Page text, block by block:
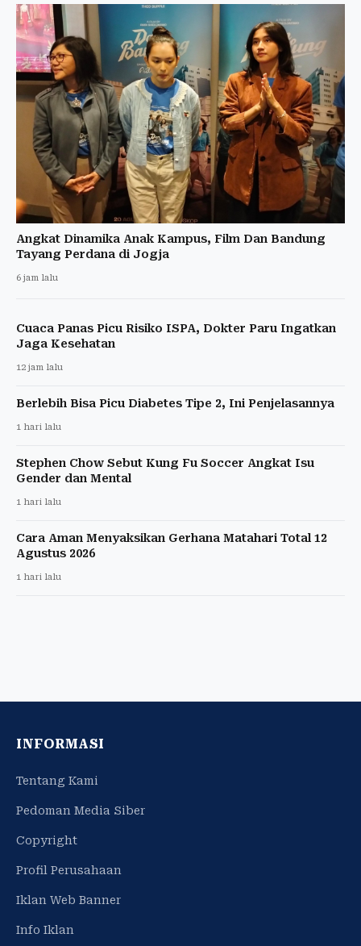
Angkat Dinamika Anak Kampus, Film Dan Bandung
Tayang Perdana di Jogja
6 jam lalu
Cuaca Panas Picu Risiko ISPA, Dokter Paru Ingatkan
Jaga Kesehatan
12 jam lalu
Berlebih Bisa Picu Diabetes Tipe 2, Ini Penjelasannya
1 hari lalu
Stephen Chow Sebut Kung Fu Soccer Angkat Isu
Gender dan Mental
1 hari lalu
Cara Aman Menyaksikan Gerhana Matahari Total 12
Agustus 2026
1 hari lalu
INFORMASI
Tentang Kami
Pedoman Media Siber
Copyright
Profil Perusahaan
Iklan Web Banner
Info Iklan